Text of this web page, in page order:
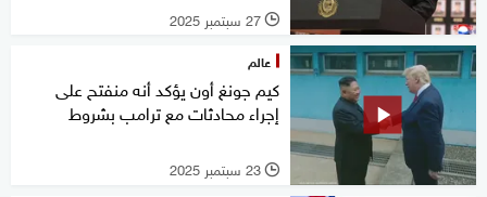
l 27 سبتمبر 2025
عالم
كيم جونغ أون يؤكد أنه منفتح على
إجراء محادثات مع ترامب بشروط
l 23 سبتمبر 2025